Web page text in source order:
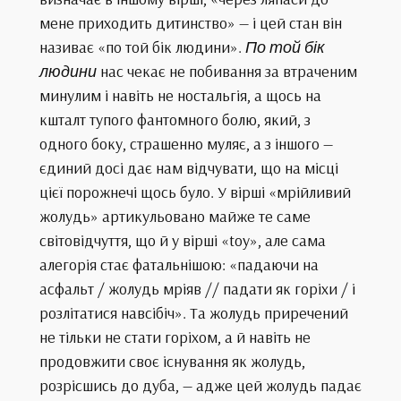
мене приходить дитинство» — і цей стан він
називає «по той бік людини». По той бік
людини нас чекає не побивання за втраченим
минулим і навіть не ностальгія, а щось на
кшталт тупого фантомного болю, який, з
одного боку, страшенно муляє, а з іншого —
єдиний досі дає нам відчувати, що на місці
цієї порожнечі щось було. У вірші «мрійливий
жолудь» артикульовано майже те саме
світовідчуття, що й у вірші «toy», але сама
алегорія стає фатальнішою: «падаючи на
асфальт / жолудь мріяв // падати як горіхи / і
розлітатися навсібіч». Та жолудь приречений
не тільки не стати горіхом, а й навіть не
продовжити своє існування як жолудь,
розрісшись до дуба, — адже цей жолудь падає